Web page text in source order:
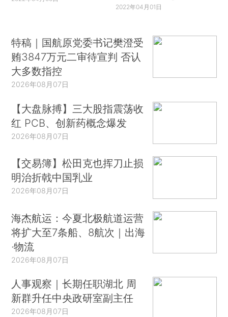
2022年04月01日
特稿｜国航原党委书记樊澄受
贿3847万元二审待宣判 否认
大多数指控
2026年08月07日
【大盘脉搏】三大股指震荡收
红 PCB、创新药概念爆发
2026年08月07日
【交易簿】松田克也挥刀止损
明治折戟中国乳业
2026年08月07日
海杰航运：今夏北极航道运营
将扩大至7条船、8航次｜出海
·物流
2026年08月07日
人事观察｜长期任职湖北 周
新群升任中央政研室副主任
2026年08月07日